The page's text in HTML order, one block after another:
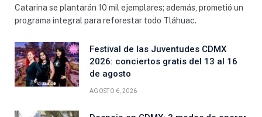
Catarina se plantarán 10 mil ejemplares; además, prometió un
programa integral para reforestar todo Tláhuac.
Festival de las Juventudes CDMX
2026: conciertos gratis del 13 al 16
de agosto
AGOSTO 6, 2026